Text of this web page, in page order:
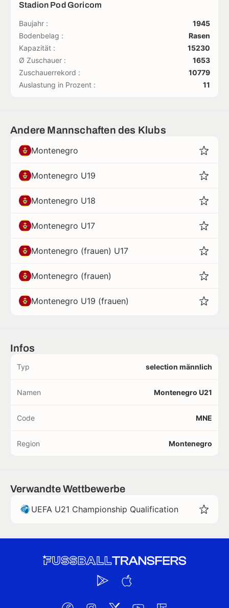
Stadion Pod Goricom
Baujahr :
1945
Bodenbelag :
Rasen
Kapazität :
15230
Ø Zuschauer :
1653
Zuschauerrekord :
10779
Auslastung in Prozent :
11
Andere Mannschaften des Klubs
Montenegro
Montenegro U19
Montenegro U18
Montenegro U17
Montenegro (frauen) U17
Montenegro (frauen)
Montenegro U19 (frauen)
Infos
Typ selection männlich
Namen Montenegro U21
Code MNE
Region Montenegro
Verwandte Wettbewerbe
UEFA U21 Championship Qualification